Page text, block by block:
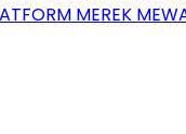
MEREK